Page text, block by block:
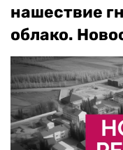
нашествие
облако.